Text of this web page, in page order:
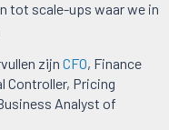
tot scale-ups waar we in
zijn CFO, Finance
Controller, Pricing
Analyst of